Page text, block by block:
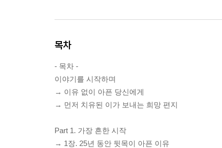
목차
- 목차 -
이야기를 시작하며
→ 이유 없이 아픈 당신에게
→ 먼저 치유된 이가 보내는 희망 편지
Part 1. 가장 흔한 시작
→ 1장. 25년 동안 뒷목이 아픈 이유